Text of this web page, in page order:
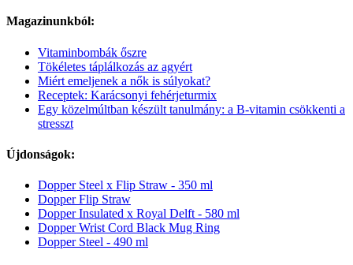
Magazinunkból:
Vitaminbombák őszre
Tökéletes táplálkozás az agyért
Miért emeljenek a nők is súlyokat?
Receptek: Karácsonyi fehérjeturmix
Egy közelmúltban készült tanulmány: a B-vitamin csökkenti a
stresszt
Újdonságok:
Dopper Steel x Flip Straw - 350 ml
Dopper Flip Straw
Dopper Insulated x Royal Delft - 580 ml
Dopper Wrist Cord Black Mug Ring
Dopper Steel - 490 ml